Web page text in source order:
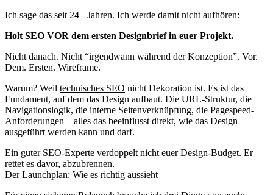
Ich sage das seit 24+ Jahren. Ich werde damit nicht aufhören:
Holt SEO VOR dem ersten Designbrief in euer Projekt.
Nicht danach. Nicht “irgendwann während der Konzeption”. Vor.
Dem. Ersten. Wireframe.
Warum? Weil technisches SEO nicht Dekoration ist. Es ist das
Fundament, auf dem das Design aufbaut. Die URL-Struktur, die
Navigationslogik, die interne Seitenverknüpfung, die Pagespeed-
Anforderungen – alles das beeinflusst direkt, wie das Design
ausgeführt werden kann und darf.
Ein guter SEO-Experte verdoppelt nicht euer Design-Budget. Er
rettet es davor, abzubrennen.
Der Launchplan: Wie es richtig aussieht